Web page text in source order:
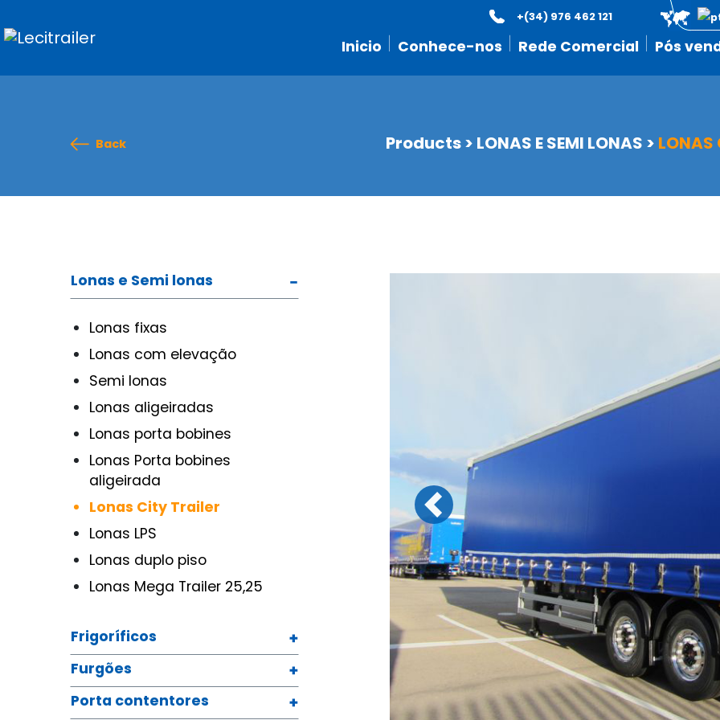
Inicio Conhece-nos Rede Comercial Pós
+(34) 976 462 121
Back Products> LONAS E SEMI LONAS > LONAS
Lonas e Semi lonas
Lonas fixas
Lonas com elevação
Semi lonas
Lonas aligeiradas
Lonas porta bobines
Lonas Porta bobines
aligeirada
Lonas City Trailer
Lonas LPS
Lonas duplo piso
Lonas Mega Trailer 25,25
Frigoríficos
Furgões
Porta contentores
Previous